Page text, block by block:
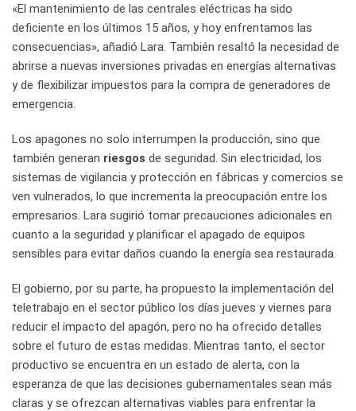
«El mantenimiento de las centrales eléctricas ha sido
deficiente en los últimos 15 años, y hoy enfrentamos las
consecuencias», añadió Lara. También resaltó la necesidad de
abrirse a nuevas inversiones privadas en energías alternativas
y de flexibilizar impuestos para la compra de generadores de
emergencia.
Los apagones no solo interrumpen la producción, sino que
también generan riesgos de seguridad. Sin electricidad, los
sistemas de vigilancia y protección en fábricas y comercios se
ven vulnerados, lo que incrementa la preocupación entre los
empresarios. Lara sugirió tomar precauciones adicionales en
cuanto a la seguridad y planificar el apagado de equipos
sensibles para evitar daños cuando la energía sea restaurada.
El gobierno, por su parte, ha propuesto la implementación del
teletrabajo en el sector público los días jueves y viernes para
reducir el impacto del apagón, pero no ha ofrecido detalles
sobre el futuro de estas medidas. Mientras tanto, el sector
productivo se encuentra en un estado de alerta, con la
esperanza de que las decisiones gubernamentales sean más
claras y se ofrezcan alternativas viables para enfrentar la